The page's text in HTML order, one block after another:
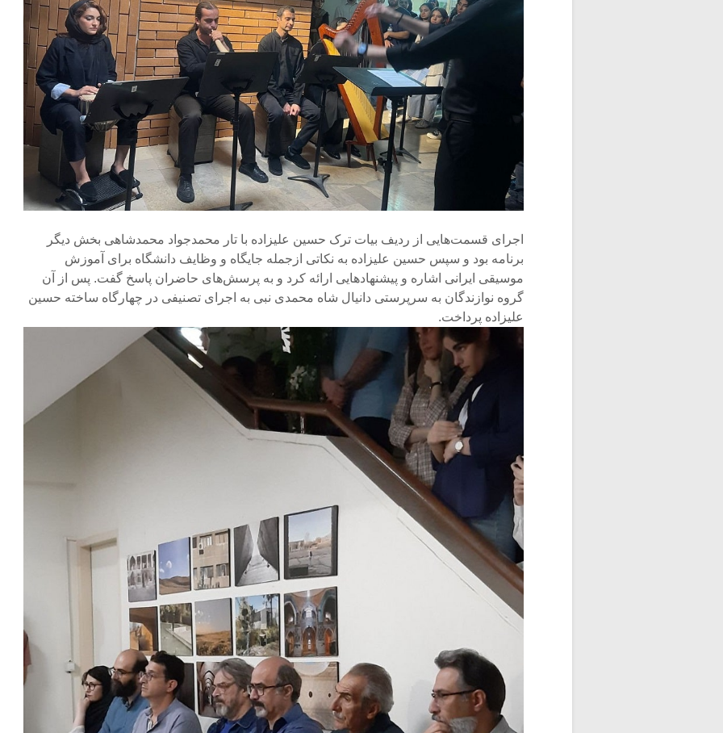
اجرای قسمت‌هایی از ردیف بیات ترک حسین علیزاده با تار محمدجواد محمدشاهی بخش دیگر
برنامه بود و سپس حسین علیزاده به نکاتی ازجمله جایگاه و وظایف دانشگاه برای آموزش
موسیقی ایرانی اشاره و پیشنهادهایی ارائه کرد و به پرسش‌های حاضران پاسخ گفت. پس از آن
گروه نوازندگان به سرپرستی دانیال شاه محمدی نبی به اجرای تصنیفی در چهارگاه ساخته حسین
علیزاده پرداخت.